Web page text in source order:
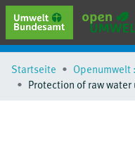
erweiterte Suche
Browse
Startseite Openumwelt